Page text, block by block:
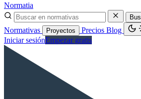
Normatia
Normativas Proyectos Precios Blog
Iniciar sesiónEmpezar gratis